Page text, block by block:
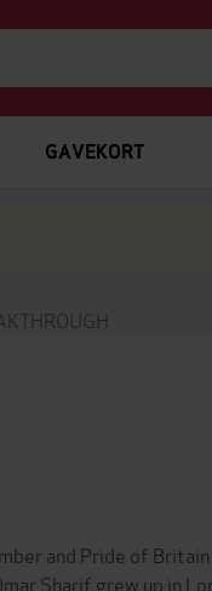
GAVEKORT
and Pride of
Sharif grew up in